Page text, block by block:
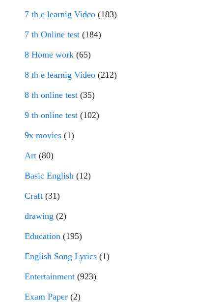
7 th e learnig Video (183)
7 th Online test (184)
8 Home work (65)
8 th e learnig Video (212)
8 th online test (35)
9 th online test (102)
9x movies (1)
Art (80)
Basic English (12)
Craft (31)
drawing (2)
Education (195)
English Song Lyrics (1)
Entertainment (923)
Exam Paper (2)